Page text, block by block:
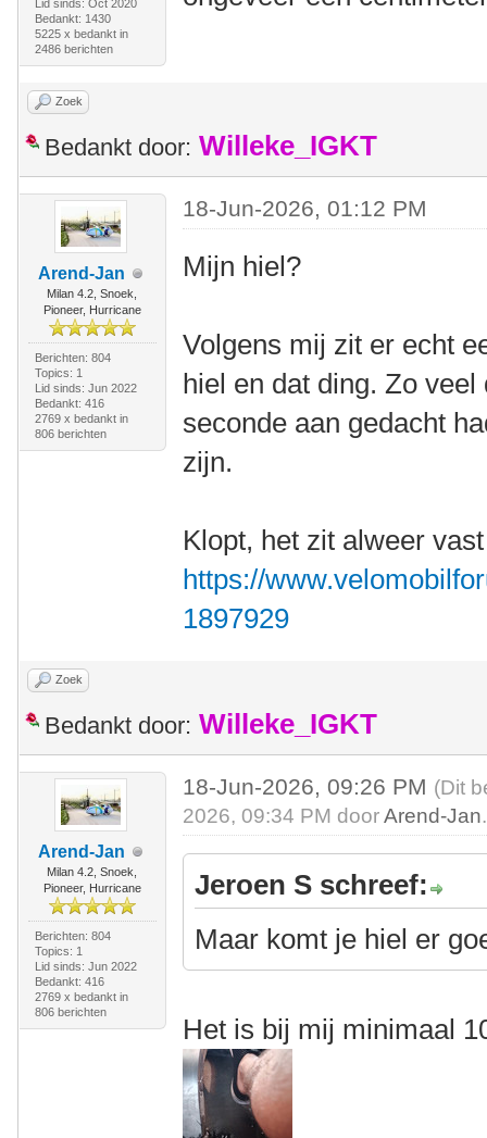
Lid sinds: Oct 2020
Bedankt: 1430
5225 x bedankt in
2486 berichten
Zoek
Bedankt door: Willeke_IGKT
Arend-Jan
Milan 4.2, Snoek,
Pioneer, Hurricane
Berichten: 804
Topics: 1
Lid sinds: Jun 2022
Bedankt: 416
2769 x bedankt in
806 berichten
18-Jun-2026, 01:12 PM
Mijn hiel?
Volgens mij zit er echt
hiel en dat ding. Zo
seconde aan gedacht
zijn.
Klopt, het zit alweer vast
https://
1897929
Zoek
Bedankt door: Willeke_IGKT
Arend-Jan
Milan 4.2, Snoek,
Pioneer, Hurricane
Berichten: 804
Topics: 1
Lid sinds: Jun 2022
Bedankt: 416
2769 x bedankt in
806 berichten
18-Jun-2026, 09:26 PM (Dit
2026, 09:34 PM doorArend-Jan
Jeroen S schreef:
Maar komt je hiel er
Het is bij mij minimaal